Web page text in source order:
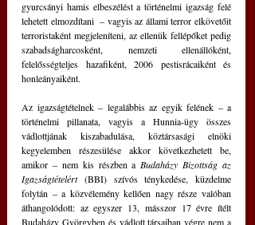
gyurcsányi hamis elbeszélést a történelmi igazság felé
lehetett elmozdítani  – vagyis az állami terror elkövetőit
terroristaként megjeleníteni, az ellenük fellépőket pedig
szabadságharcosként, nemzeti ellenállóként,
felelősségteljes hazafiként, 2006 pestisrácaiként és
honleányaiként.
Az igazságtételnek – legalábbis az egyik felének – a
történelmi pillanata, vagyis a Hunnia-ügy összes
vádlottjának kiszabadulása, köztársasági elnöki
kegyelemben részesülése akkor következhetett be,
amikor – nem kis részben a Budaházy Bizottság az
Igazságtételért (BBI) szívós ténykedése, küzdelme
folytán – a közvélemény kellően nagy része valóban
áthangolódott: az egyszer 13, másszor 17 évre ítélt
Budaházy Györgyben és vádlott társaiban végre nem a